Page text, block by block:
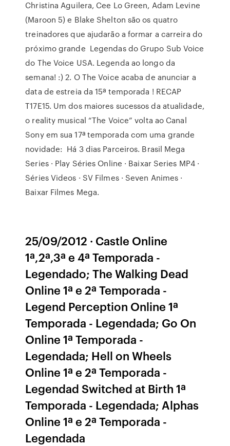
Christina Aguilera, Cee Lo Green, Adam Levine
(Maroon 5) e Blake Shelton são os quatro
treinadores que ajudarão a formar a carreira do
próximo grande Legendas do Grupo Sub Voice
do The Voice USA. Legenda ao longo da
semana! :) 2. O The Voice acaba de anunciar a
data de estreia da 15ª temporada ! RECAP
T17E15. Um dos maiores sucessos da atualidade,
o reality musical “The Voice” volta ao Canal
Sony em sua 17ª temporada com uma grande
novidade: Há 3 dias Parceiros. Brasil Mega
Series · Play Séries Online · Baixar Series MP4 ·
Séries Videos · SV Filmes · Seven Animes ·
Baixar Filmes Mega.
25/09/2012 · Castle Online
1ª,2ª,3ª e 4ª Temporada -
Legendado; The Walking Dead
Online 1ª e 2ª Temporada -
Legend Perception Online 1ª
Temporada - Legendada; Go On
Online 1ª Temporada -
Legendada; Hell on Wheels
Online 1ª e 2ª Temporada -
Legendad Switched at Birth 1ª
Temporada - Legendada; Alphas
Online 1ª e 2ª Temporada -
Legendada